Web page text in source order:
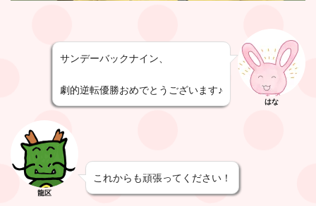
サンデーバックナイン、
劇的逆転優勝おめでとうございます♪
はな
龍区
これからも頑張ってください！